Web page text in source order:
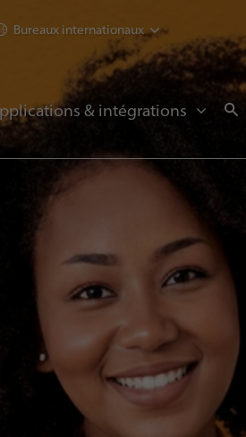
Bureaux internationaux
& intégrations